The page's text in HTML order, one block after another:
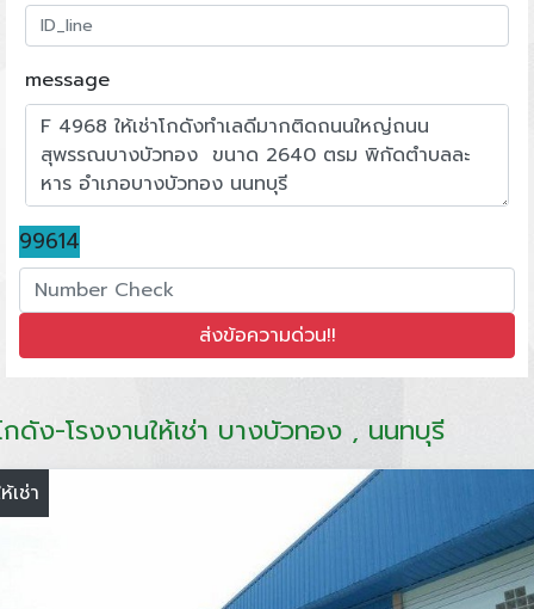
message
99614
กดัง-โรงงานให้เช่า บางบัวทอง , นนทบุรี
เช่า